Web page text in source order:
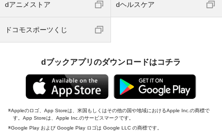
dアニメストア dヘルスケア
ドコモスポーツくじ
dブックアプリのダウンロードはコチラ
Appleのロゴ、App Storeは、米国もしくはその他の国や地域におけるApple Inc.の商標で
す。App Storeは、Apple Inc.のサービスマークです。
Google Play および Google Play ロゴは Google LLC の商標です。